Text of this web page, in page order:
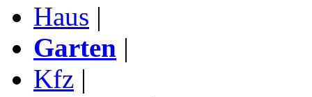
Haus |
Garten |
Kfz |